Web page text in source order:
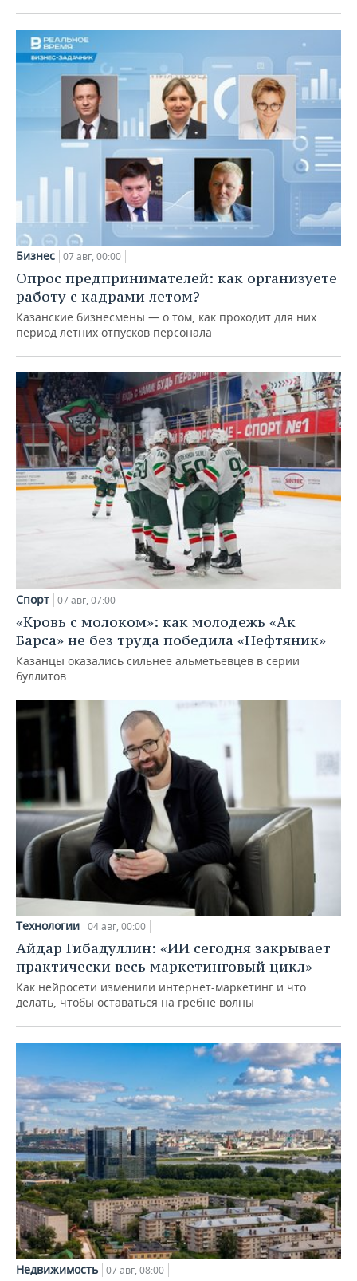
Бизнес 07 авг, 00:00
Опрос предпринимателей: как организуете
работу с кадрами летом?
Казанские бизнесмены — о том, как проходит для них
период летних отпусков персонала
Спорт 07 авг, 07:00
«Кровь с молоком»: как молодежь «Ак
Барса» не без труда победила «Нефтяник»
Казанцы оказались сильнее альметьевцев в серии
буллитов
Технологии 04 авг, 00:00
Айдар Гибадуллин: «ИИ сегодня закрывает
практически весь маркетинговый цикл»
Как нейросети изменили интернет-маркетинг и что
делать, чтобы оставаться на гребне волны
Недвижимость 07 авг, 08:00